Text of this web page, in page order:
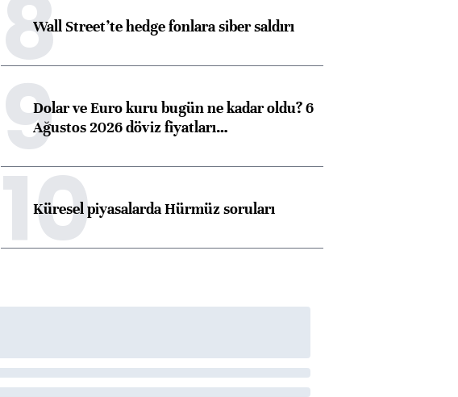
8Wall Street’te hedge fonlara siber saldırı
9Dolar ve Euro kuru bugün ne kadar oldu? 6
Ağustos 2026 döviz fiyatları…
10
Küresel piyasalarda Hürmüz soruları